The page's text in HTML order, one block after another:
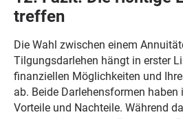
treffen
Die Wahl zwischen einem
Tilgungsdarlehen hängt in erster
finanziellen Möglichkeiten und
ab. Beide Darlehensformen haben
Vorteile und Nachteile. Während